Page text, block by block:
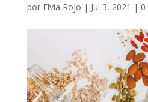
por Elvia Rojo | Jul 3, 2021 |